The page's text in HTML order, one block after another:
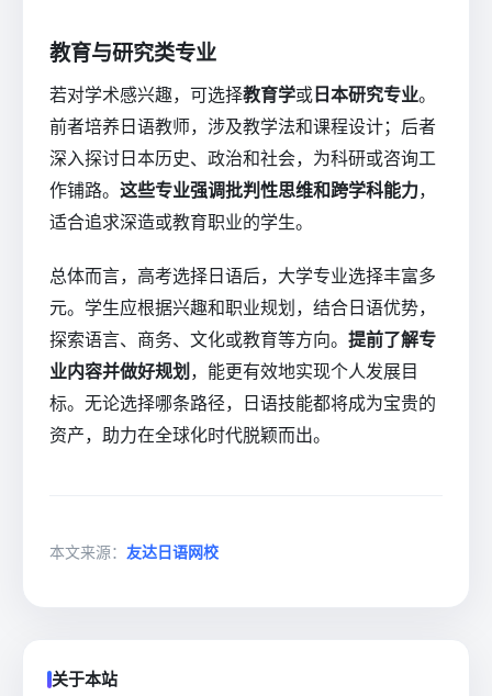
教育与研究类专业
若对学术感兴趣，可选择教育学或 日本研究专业。
前者培养日语教师，涉及教学法和课程设计；后者
深入探讨日本历史、政治和社会，为科研或咨询工
作铺路。 这些专业强调批判性思维和跨学科能力，
适合追求深造或教育职业的学生。
总体而言，高考选择日语后，大学专业选择丰富多
元。学生应根据兴趣和职业规划，结合日语优势，
探索语言、商务、文化或教育等方向。 提前了解专
业内容并做好规划 ，能更有效地实现个人发展目
标。无论选择哪条路径，日语技能都将成为宝贵的
资产，助力在全球化时代脱颖而出。
本文来源： 友达日语网校
关于本站